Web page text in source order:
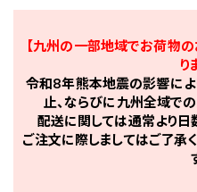
【九州の一部地域でお荷物
り
令和8年熊本地震の影響によ
止、ならびに九州全域で
配送に関しては通常より日
ご注文に際しましてはご了承